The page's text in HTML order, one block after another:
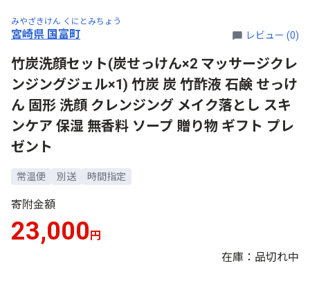
みやざきけん くにとみちょう
宮崎県 国富町 レビュー (0)
竹炭洗顔セット(炭せっけん×2 マッサージクレ
ンジングジェル×1) 竹炭 炭 竹酢液 石鹸 せっけ
ん 固形 洗顔 クレンジング メイク落とし スキ
ンケア 保湿 無香料 ソープ 贈り物 ギフト プレ
ゼント
常温便 別送 時間指定
寄附金額
23,000 円
在庫：品切れ中